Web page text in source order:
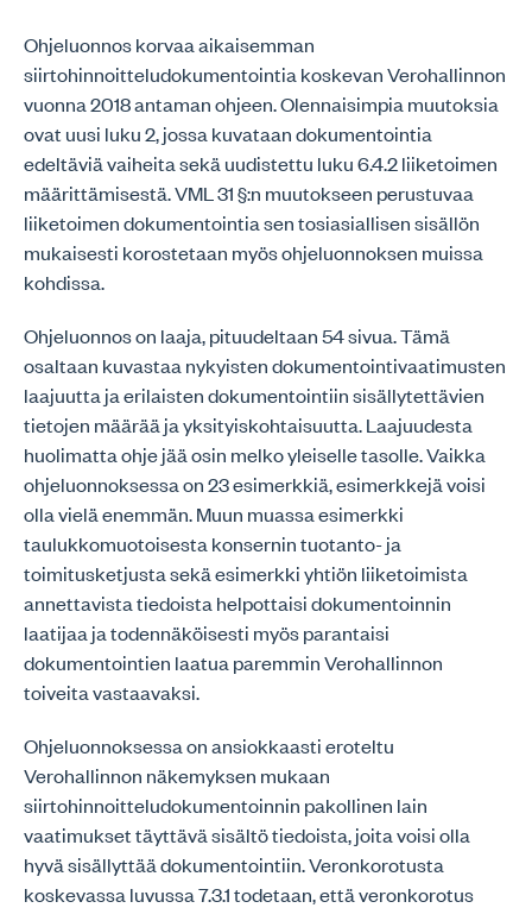
Ohjeluonnos korvaa aikaisemman
siirtohinnoitteludokumentointia koskevan Verohallinnon
vuonna 2018 antaman ohjeen. Olennaisimpia muutoksia
ovat uusi luku 2, jossa kuvataan dokumentointia
edeltäviä vaiheita sekä uudistettu luku 6.4.2 liiketoimen
määrittämisestä. VML 31 §:n muutokseen perustuvaa
liiketoimen dokumentointia sen tosiasiallisen sisällön
mukaisesti korostetaan myös ohjeluonnoksen muissa
kohdissa.
Ohjeluonnos on laaja, pituudeltaan 54 sivua. Tämä
osaltaan kuvastaa nykyisten dokumentointivaatimusten
laajuutta ja erilaisten dokumentointiin sisällytettävien
tietojen määrää ja yksityiskohtaisuutta. Laajuudesta
huolimatta ohje jää osin melko yleiselle tasolle. Vaikka
ohjeluonnoksessa on 23 esimerkkiä, esimerkkejä voisi
olla vielä enemmän. Muun muassa esimerkki
taulukkomuotoisesta konsernin tuotanto- ja
toimitusketjusta sekä esimerkki yhtiön liiketoimista
annettavista tiedoista helpottaisi dokumentoinnin
laatijaa ja todennäköisesti myös parantaisi
dokumentointien laatua paremmin Verohallinnon
toiveita vastaavaksi.
Ohjeluonnoksessa on ansiokkaasti eroteltu
Verohallinnon näkemyksen mukaan
siirtohinnoitteludokumentoinnin pakollinen lain
vaatimukset täyttävä sisältö tiedoista, joita voisi olla
hyvä sisällyttää dokumentointiin. Veronkorotusta
koskevassa luvussa 7.3.1 todetaan, että veronkorotus